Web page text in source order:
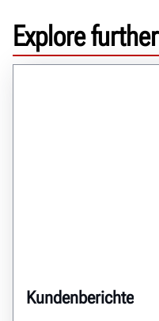
Explore further
Kundenberichte